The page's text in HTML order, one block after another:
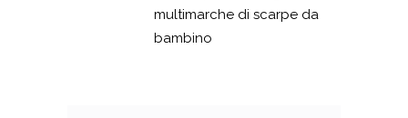
multimarche di scarpe da
bambino